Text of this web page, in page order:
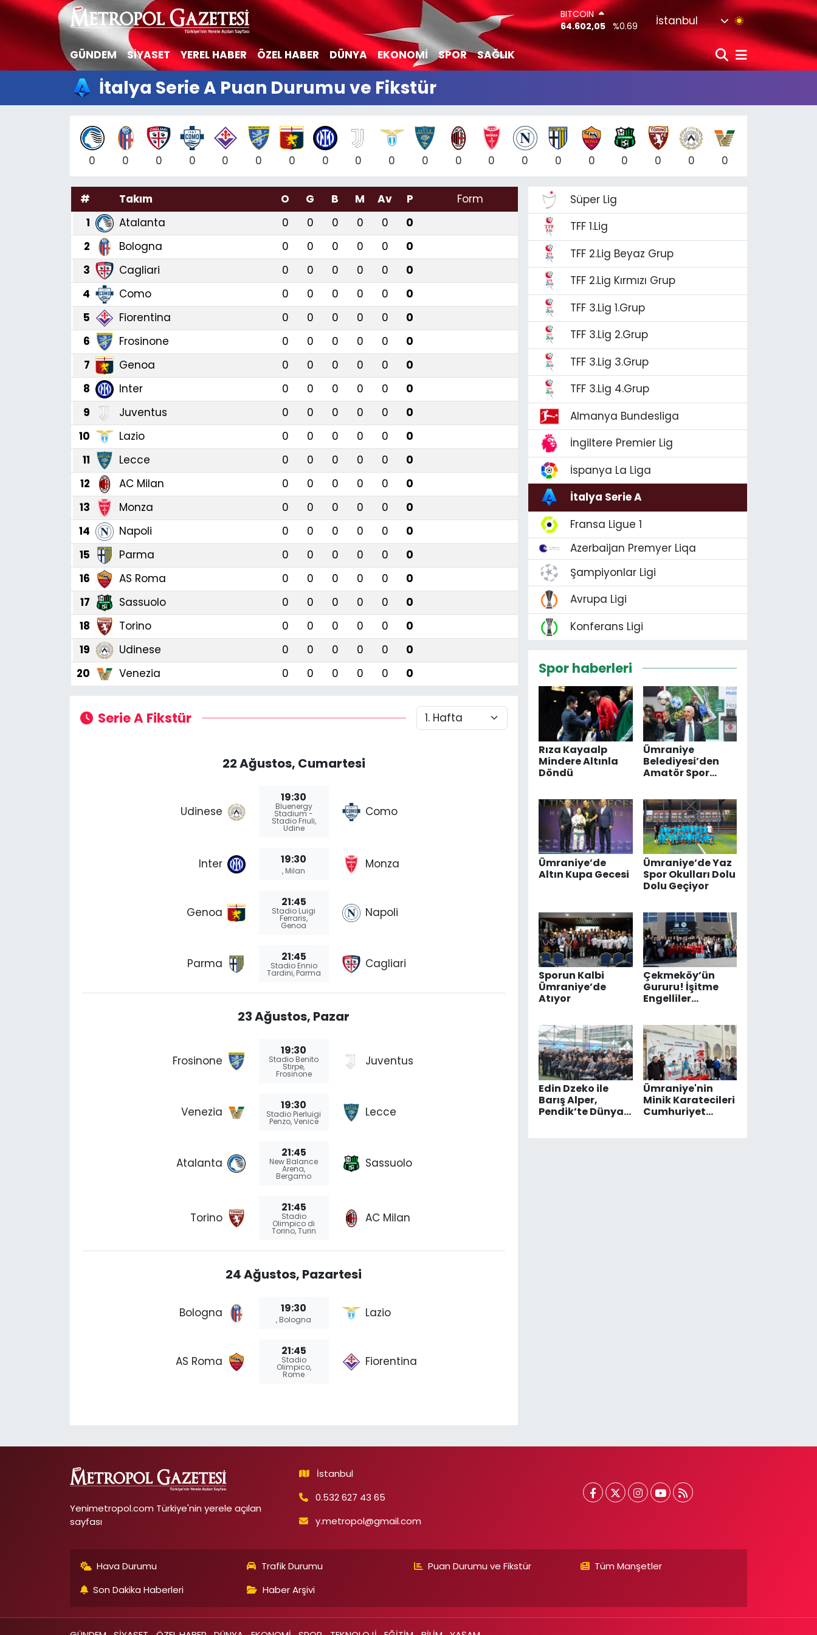
BITCOIN
64.602,05
%0.69
47,5986
EURO
55,0700
%0.1
6513.94
%0.32
BİST100
13.768
%48
İstanbul
GÜNDEM SİYASET YEREL HABER ÖZEL HABER DÜNYA EKONOMİ SPOR SAĞLIK
İtalya Serie A Puan Durumu ve Fikstür
0 0 0 0 0 0 0 0 0 0 0 0 0 0 0 0 0 0 0 0
# Takım O G B M Av P
Form
1
Atalanta 0 0 0 0 0
0
2
Bologna 0 0 0 0 0
0
3
Cagliari 0 0 0 0 0
0
4
Como 0 0 0 0 0
0
5
Fiorentina 0 0 0 0 0
0
6
Frosinone 0 0 0 0 0
0
7
Genoa 0 0 0 0 0
0
8
Inter 0 0 0 0 0
0
9
Juventus 0 0 0 0 0
0
10
Lazio 0 0 0 0 0
0
11
Lecce 0 0 0 0 0
0
12
AC Milan 0 0 0 0 0
0
13
Monza 0 0 0 0 0
0
14
Napoli 0 0 0 0 0
0
15
Parma 0 0 0 0 0
0
16
AS Roma 0 0 0 0 0
0
17
Sassuolo 0 0 0 0 0
0
18
Torino 0 0 0 0 0
0
19
Udinese 0 0 0 0 0
0
20
Venezia 0 0 0 0 0 0
Serie A Fikstür
22 Ağustos, Cumartesi
Udinese
19:30
Bluenergy
Stadium -
Stadio Friuli,
Udine
Como
Inter 19:30
, Milan Monza
Genoa
21:45
Stadio Luigi
Ferraris,
Genoa
Napoli
Parma 21:45
Stadio Ennio
Tardini, Parma
Cagliari
23 Ağustos, Pazar
Frosinone
19:30
Stadio Benito
Stirpe,
Frosinone
Juventus
Venezia 19:30
Stadio Pierluigi
Penzo, Venice
Lecce
Atalanta
21:45
New Balance
Arena,
Bergamo
Sassuolo
Torino
21:45
Stadio
Olimpico di
Torino, Turin
AC Milan
24 Ağustos, Pazartesi
Bologna 19:30
, Bologna Lazio
AS Roma
21:45
Stadio
Olimpico,
Rome
Fiorentina
Süper Lig
TFF 1.Lig
TFF 2.Lig Beyaz Grup
TFF 2.Lig Kırmızı Grup
TFF 3.Lig 1.Grup
TFF 3.Lig 2.Grup
TFF 3.Lig 3.Grup
TFF 3.Lig 4.Grup
Almanya Bundesliga
İngiltere Premier Lig
İspanya La Liga
İtalya Serie A
Fransa Ligue 1
Azerbaijan Premyer Liqa
Şampiyonlar Ligi
Avrupa Ligi
Konferans Ligi
Spor haberleri
Rıza Kayaalp
Mindere Altınla
Döndü
Ümraniye
Belediyesi’den
Amatör Spor
Ümraniye’de
Altın Kupa Gecesi
Ümraniye’de Yaz
Spor Okulları Dolu
Dolu Geçiyor
Sporun Kalbi
Ümraniye’de
Atıyor
Çekmeköy’ün
Gururu! İşitme
Engelliler
Türkiye
Şampiyonu Oldu
Edin Dzeko ile
Barış Alper,
Pendik’te Dünya
Ümraniye'nin
Minik Karatecileri
Cumhuriyet
Yenimetropol.com Türkiye'nin yerele açılan
sayfası
İstanbul
0.532 627 43 65
y.metropol@gmail.com
Hava Durumu Trafik Durumu Puan Durumu ve Fikstür
Tüm Manşetler
Son Dakika Haberleri
Haber Arşivi
Hava Durumu
Trafik Durumu
Süper Lig Puan Durumu ve Fikstür
Tüm Manşetler
Haber Arşivi